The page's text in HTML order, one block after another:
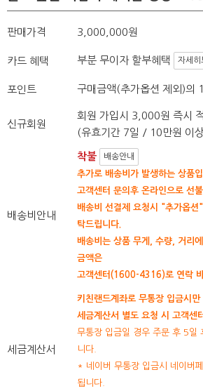
판매가격 3,000,000원
카드 혜택 부분 무이자 할부혜택 자세히
포인트 구매금액(추가옵션 제외)의
신규회원
회원 가입시 3,000원 즉시
(유효기간 7일 / 10만원 이
배송비안내
착불 배송안내
추가로 배송비가 발생하는 상품입
고객센터 문의후 온라인으로 선
배송비 선결제 요청시 "추가옵
탁드립니다.
배송비는 상품 무게, 수량, 거리
금액은
고객센터(1600-4316)로 연락 바
세금계산서
키친랜드계좌로 무통장 입금시만
세금계산서 별도 요청 시 고객센
무통장 입금일 경우 주문 후 5일
니다.
* 네이버 무통장 입금시 네이버
됩니다.